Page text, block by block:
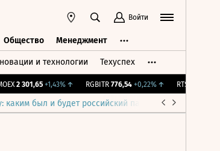
Войти
Общество Менеджмент
и технологии Техуспех
2 301,65 +1,43%↑ RGBITR 776,54 +0,22%↑ RTSI
каким был и будет российский парламент